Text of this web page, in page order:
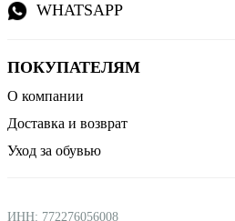
ПОКУПАТЕЛЯМ
О компании
Доставка и возврат
Уход за обувью
WHATSAPP
ИНН: 772276056008